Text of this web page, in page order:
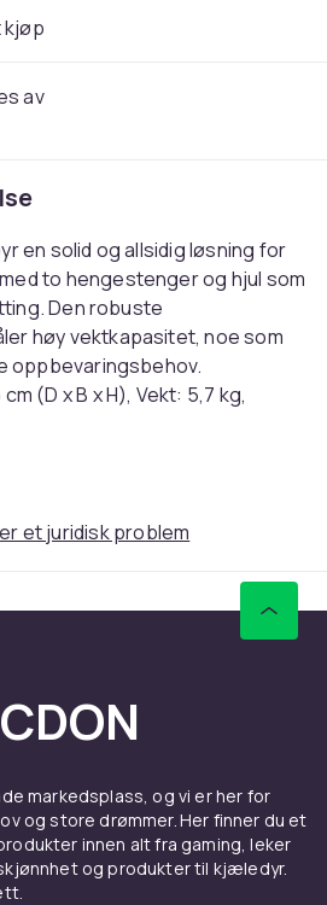
kjøp
av
en solid og allsidig løsning for
to hengestenger og hjul som
Den robuste
høy vektkapasitet, noe som
oppbevaringsbehov.
(D x B x H), Vekt: 5,7 kg,
dacdd4057551
et juridisk problem
markedsplass, og vi er her for
og store drømmer. Her finner du et
innen alt fra gaming, leker
og produkter til kjæledyr.